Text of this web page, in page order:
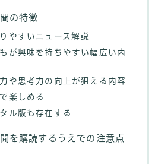
の特徴
やすいニュース解説
が興味を持ちやすい幅広い内
や思考力の向上が狙える内容
楽しめる
ル版も存在する
を購読するうえでの注意点